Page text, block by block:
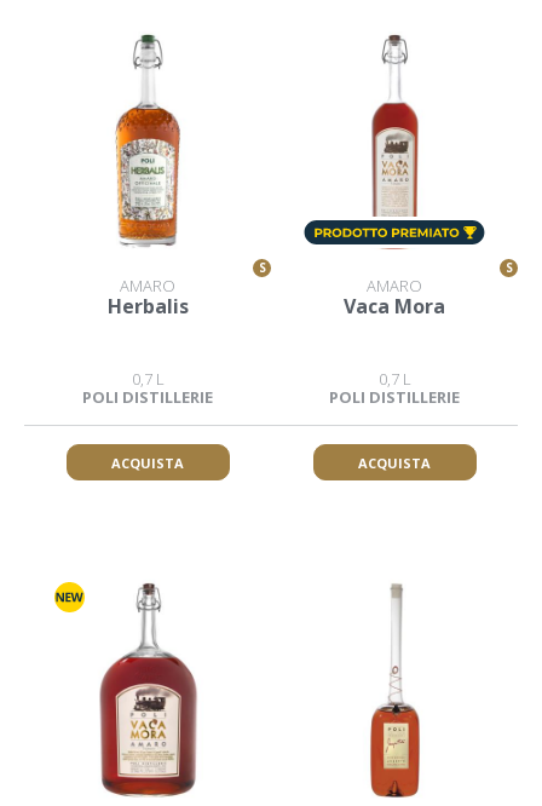
S
AMARO
Herbalis
0,7 L
POLI DISTILLERIE
ACQUISTA
S
AMARO
Vaca Mora
0,7 L
POLI DISTILLERIE
ACQUISTA